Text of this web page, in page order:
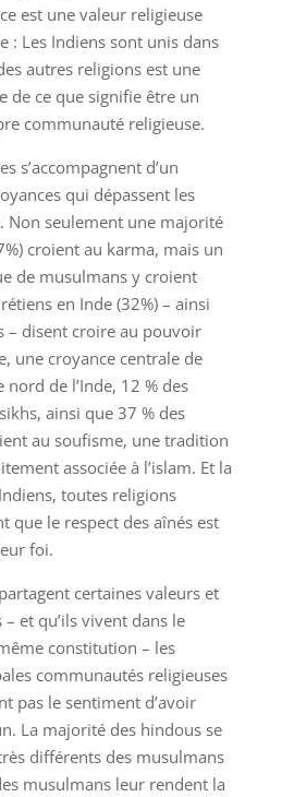
est une valeur religieuse
: Les Indiens sont unis dans
autres religions est une
de ce que signifie être un
communauté religieuse.
s’accompagnent d’un
qui dépassent les
Non seulement une majorité
croient au karma, mais un
de musulmans y croient
en Inde (32%) – ainsi
– disent croire au pouvoir
une croyance centrale de
nord de l’Inde, 12 % des
ainsi que 37 % des
au soufisme, une tradition
associée à l’islam. Et la
toutes religions
que le respect des aînés est
foi.
certaines valeurs et
et qu’ils vivent dans le
constitution – les
communautés religieuses
pas le sentiment d’avoir
La majorité des hindous se
différents des musulmans
musulmans leur rendent la